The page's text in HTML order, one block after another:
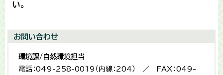
い。
お問い合わせ
環境課/自然環境担当
電話：049-258-0019（内線：204） ／ FAX：049-